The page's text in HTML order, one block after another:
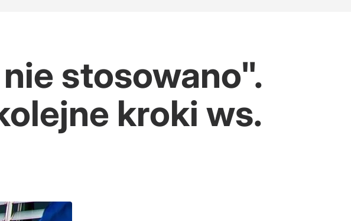
stosowano".
kroki ws.